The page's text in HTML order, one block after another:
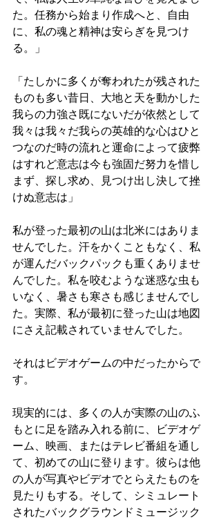
た。任務から始まり作成へと、自由
に、私の魂と精神は安らぎを見つけ
る。」
「たしかに多くが奪われたが残された
ものも多い昔日、大地と天を動かした
我らの力強さ既にないだが依然として
我々は我々だ我らの英雄的な心はひと
つなのだ時の流れと運命によって疲弊
はすれど意志は今も強固だ努力を惜し
まず、探し求め、見つけ出し決して挫
けぬ意志は」
私が登った最初の山は北米にはありま
せんでした。汗をかくこともなく、私
が運んだバックパックも重くありませ
んでした。私を咬むような迷惑な虫も
いなく、暑さも寒さも感じませんでし
た。実際、私が最初に登った山は地図
にさえ記載されていませんでした。
それはビデオゲームの中だったからで
す。
現実的には、多くの人が実際の山のふ
もとに足を踏み入れる前に、ビデオゲ
ーム、映画、またはテレビ番組を通し
て、初めての山に登ります。彼らは他
の人が写真やビデオでとらえたものを
見たりもする。そして、シミュレート
されたバックグラウンドミュージック